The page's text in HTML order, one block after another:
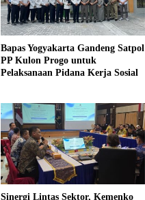
Bapas Yogyakarta Gandeng Satpol
PP Kulon Progo untuk
Pelaksanaan Pidana Kerja Sosial
Sinergi Lintas Sektor, Kemenko